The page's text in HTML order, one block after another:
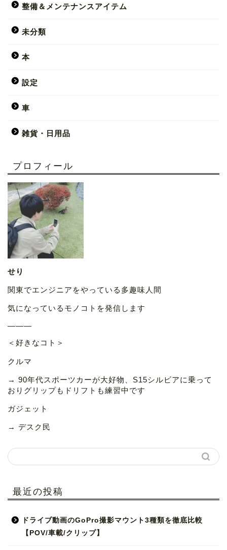
整備＆メンテナンスアイテム
未分類
本
設定
車
雑貨・日用品
プロフィール
せり
関東でエンジニアをやっている多趣味人間
気になっているモノコトを発信します
———
＜好きなコト＞
クルマ
→ 90年代スポーツカーが大好物、S15シルビアに乗って
おりグリップもドリフトも練習中です
ガジェット
→ デスク民
最近の投稿
ドライブ動画のGoPro撮影マウント3種類を徹底比較
【POV/車載/クリップ】